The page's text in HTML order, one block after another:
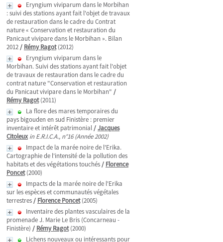
Eryngium viviparum dans le Morbihan
: suivi des stations ayant fait l'objet de travaux
de restauration dans le cadre du Contrat
nature « Conservation et restauration du
Panicaut vivipare dans le Morbihan ». Bilan
2012/ Rémy Ragot(2012)
Eryngium viviparum dans le
Morbihan. Suivi des stations ayant fait l'objet
de travaux de restauration dans le cadre du
contrat nature "Conservation et restauration
du Panicaut vivipare dans le Morbihan" /
Rémy Ragot(2011)
La flore des mares temporaires du
pays bigouden en sud Finistère : premier
inventaire et intérêt patrimonial/Jacques
Citoleux in E.R.I.C.A., n°16 (Année 2002)
Impact de la marée noire de l'Erika.
Cartographie de l'intensité de la pollution des
habitats et des végétations touchés/ Florence
Poncet(2000)
Impacts de la marée noire de l'Erika
sur les espèces et communautés végétales
terrestres/ Florence Poncet(2005)
Inventaire des plantes vasculaires de la
promenade J. Marie Le Bris (Concarneau -
Finistère) / Rémy Ragot(2000)
Lichens nouveaux ou intéressants pour